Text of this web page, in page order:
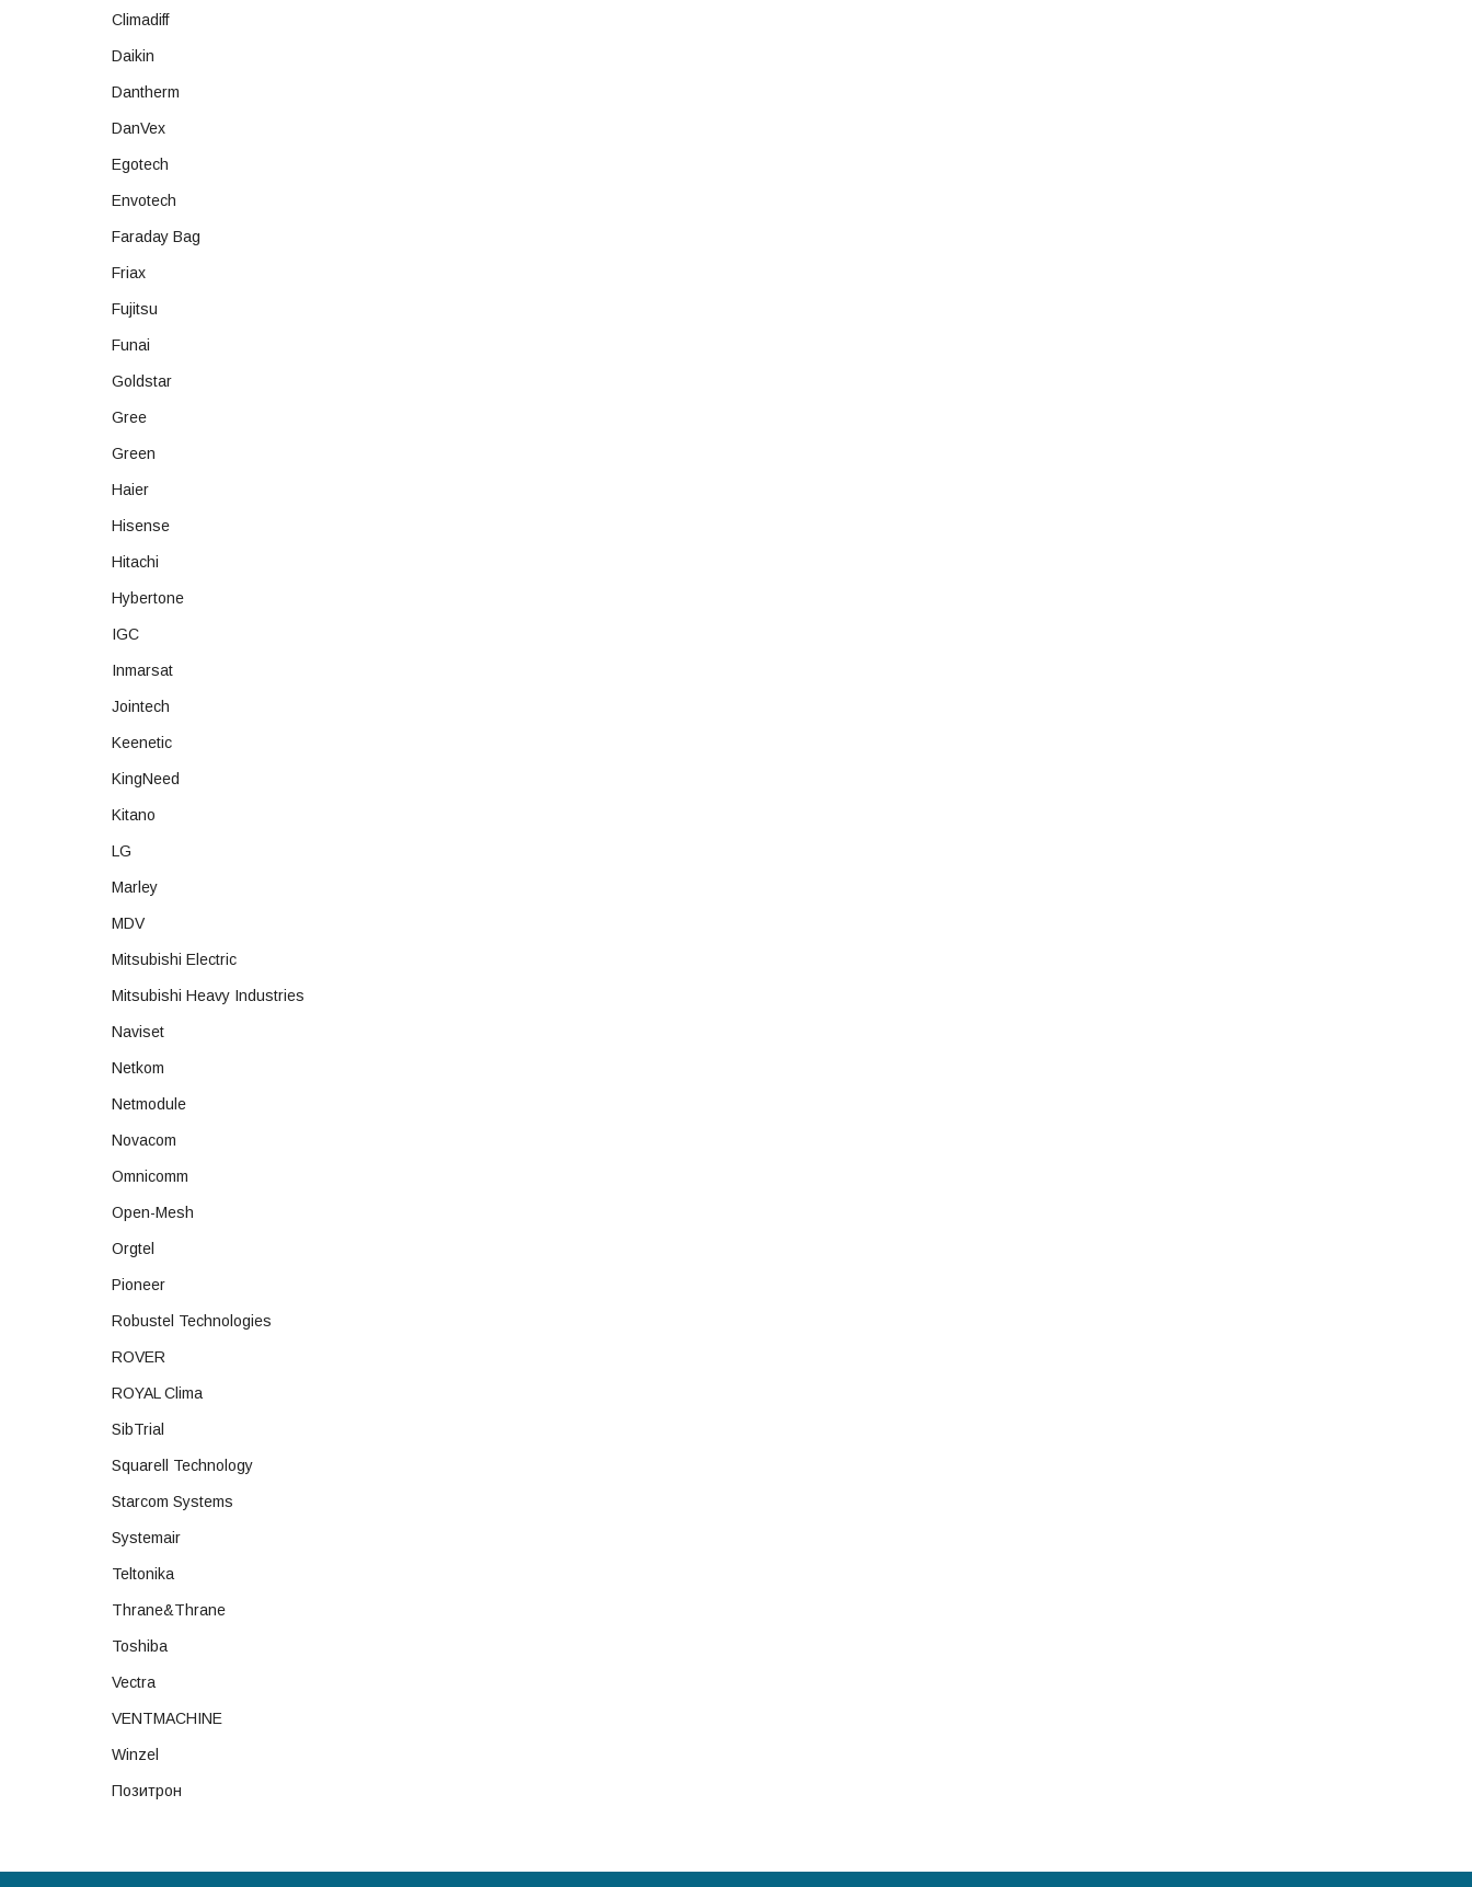
Climadiff
Daikin
Dantherm
DanVex
Egotech
Envotech
Faraday Bag
Friax
Fujitsu
Funai
Goldstar
Gree
Green
Haier
Hisense
Hitachi
Hybertone
IGC
Inmarsat
Jointech
Keenetic
KingNeed
Kitano
LG
Marley
MDV
Mitsubishi Electric
Mitsubishi Heavy Industries
Naviset
Netkom
Netmodule
Novacom
Omnicomm
Open-Mesh
Orgtel
Pioneer
Robustel Technologies
ROVER
ROYAL Clima
SibTrial
Squarell Technology
Starcom Systems
Systemair
Teltonika
Thrane&Thrane
Toshiba
Vectra
VENTMACHINE
Winzel
Позитрон